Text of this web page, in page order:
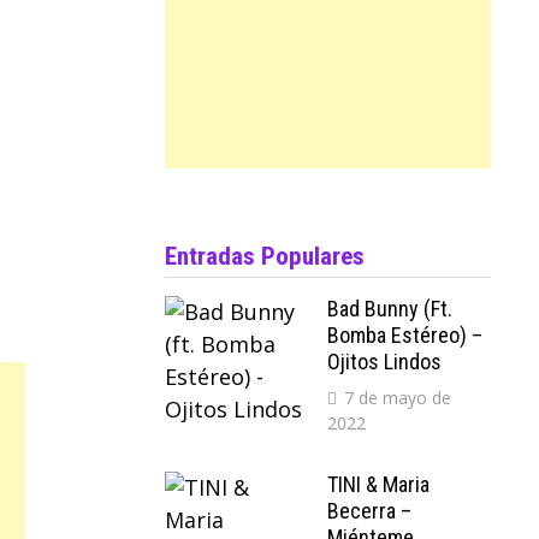
Entradas Populares
Bad Bunny (ft.
Bomba Estéreo) –
Ojitos Lindos
7 de mayo de
2022
TINI & Maria
Becerra –